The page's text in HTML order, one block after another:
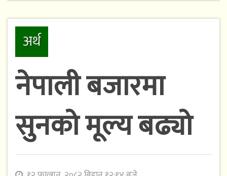
अर्थ
नेपाली बजारमा
सुनको मूल्य बढ्यो